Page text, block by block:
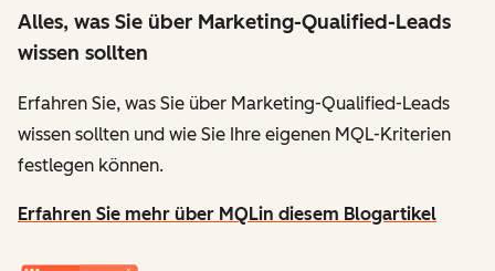
Alles, was Sie über Marketing-Qualified-Leads
wissen sollten
Erfahren Sie, was Sie über Marketing-Qualified-Leads
wissen sollten und wie Sie Ihre eigenen MQL-Kriterien
festlegen können.
Erfahren Sie mehr über MQLin diesem Blogartikel